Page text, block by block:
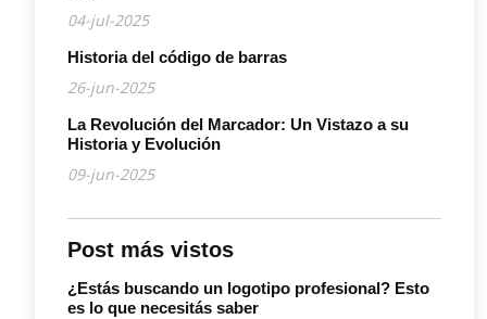
04-jul-2025
Historia del código de barras
26-jun-2025
La Revolución del Marcador: Un Vistazo a su
Historia y Evolución
09-jun-2025
Post más vistos
¿Estás buscando un logotipo profesional? Esto
es lo que necesitás saber